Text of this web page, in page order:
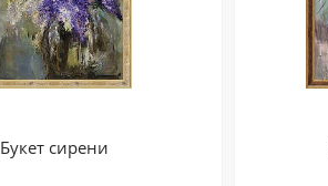
Букет сирени